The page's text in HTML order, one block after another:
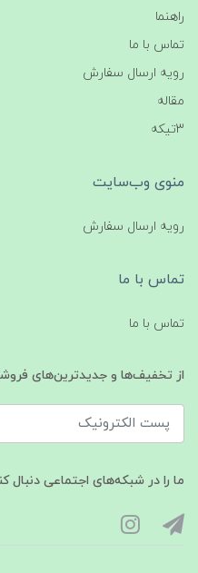
راهنما
تماس با ما
رویه ارسال سفارش
مقاله
3تیکه
منوی وب‌سایت
رویه ارسال سفارش
تماس با ما
تماس با ما
از تخفیف‌ها و جدیدترین‌های
ما را در شبکه‌های اجتماعی دنبال